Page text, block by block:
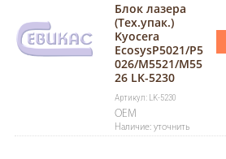
Блок лазера
(Тех.упак.)
Kyocera
EcosysP5021/P5
026/M5521/M55
26 LK-5230
Артикул: LK-5230
OEM
Наличие: уточнить